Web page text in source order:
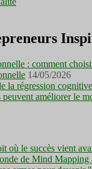
: comment
14/05/2026
la régression
améliorer le
où le succès vient
de Mind